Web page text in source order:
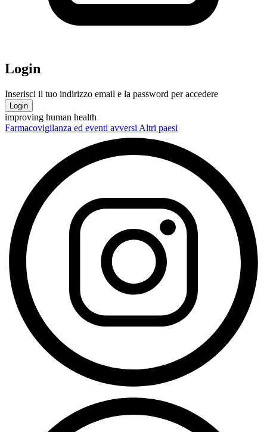
Login
Inserisci il tuo indirizzo email e la password per accedere
Login
improving human health
Farmacovigilanza ed eventi avversi Altri paesi